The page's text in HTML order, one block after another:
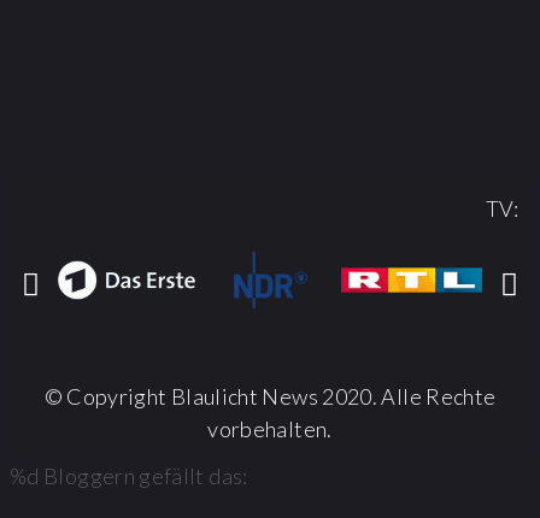
TV:
© Copyright Blaulicht News 2020. Alle Rechte
vorbehalten.
%d Bloggern gefällt das: